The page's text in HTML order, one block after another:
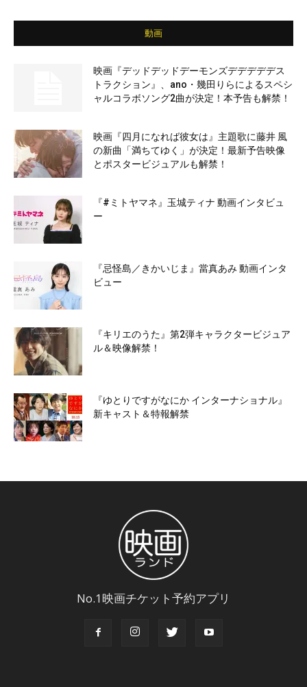
動画
映画『デッドデッドデーモンズデデデデデス
トラクション』、ano・幾田りらによるスペシ
ャルコラボソング2曲が決定！本予告も解禁！
映画『四月になれば彼女は』主題歌に藤井 風
の新曲「満ちてゆく」が決定！最新予告映像
とポスタービジュアルも解禁！
『#ミトヤマネ』玉城ティナ 動画インタビュ
ー
『忌怪島／きかいじま』當真あみ 動画インタ
ビュー
『キリエのうた』第2弾キャラクタービジュア
ル＆映像解禁！
『ゆとりですがなにか インターナショナル』
新キャスト＆特報解禁
No.1映画チケット予約アプリ